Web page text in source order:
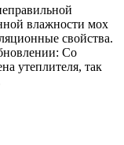
влажности мох
свойства.
Со
утеплителя, так